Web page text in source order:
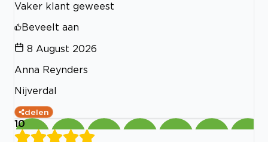
Vaker klant geweest
Beveelt aan
8 August 2026
Anna Reynders
Nijverdal
delen
10